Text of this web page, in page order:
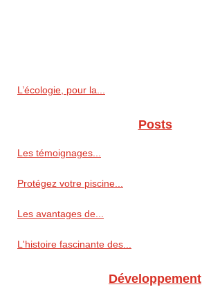
L’écologie, pour la...
Posts
Les témoignages...
Protégez votre piscine...
Les avantages de...
L'histoire fascinante des...
Développement